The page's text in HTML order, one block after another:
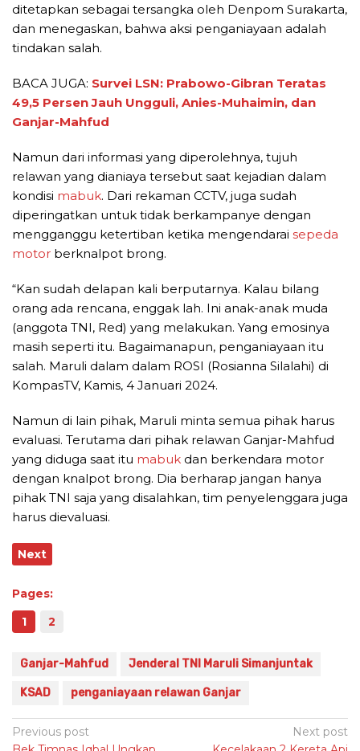
ditetapkan sebagai tersangka oleh Denpom Surakarta,
dan menegaskan, bahwa aksi penganiayaan adalah
tindakan salah.
BACA JUGA: Survei LSN: Prabowo-Gibran Teratas
49,5 Persen Jauh Ungguli, Anies-Muhaimin, dan
Ganjar-Mahfud
Namun dari informasi yang diperolehnya, tujuh
relawan yang dianiaya tersebut saat kejadian dalam
kondisi mabuk. Dari rekaman CCTV, juga sudah
diperingatkan untuk tidak berkampanye dengan
mengganggu ketertiban ketika mengendarai sepeda
motor berknalpot brong.
“Kan sudah delapan kali berputarnya. Kalau bilang
orang ada rencana, enggak lah. Ini anak-anak muda
(anggota TNI, Red) yang melakukan. Yang emosinya
masih seperti itu. Bagaimanapun, penganiayaan itu
salah. Maruli dalam dalam ROSI (Rosianna Silalahi) di
KompasTV, Kamis, 4 Januari 2024.
Namun di lain pihak, Maruli minta semua pihak harus
evaluasi. Terutama dari pihak relawan Ganjar-Mahfud
yang diduga saat itu mabuk dan berkendara motor
dengan knalpot brong. Dia berharap jangan hanya
pihak TNI saja yang disalahkan, tim penyelenggara juga
harus dievaluasi.
Next
Pages:
1
2
Ganjar-Mahfud Jenderal TNI Maruli Simanjuntak
KSAD penganiayaan relawan Ganjar
Post
Previous post
Next post